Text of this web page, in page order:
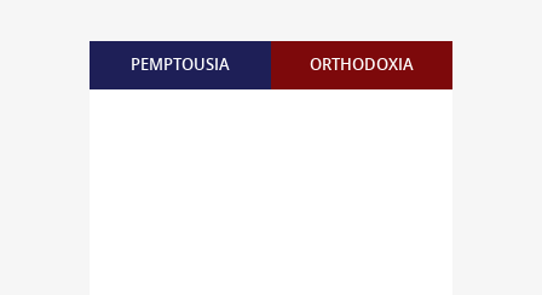
PEMPTOUSIA ORTHODOXIA